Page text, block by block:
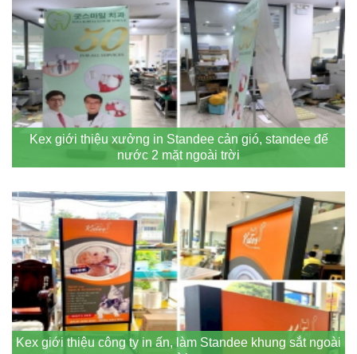
Kex giới thiệu xưởng in Standee cản gió, standee đế
nước 2 mặt ngoài trời
Kex giới thiệu công ty in ấn, làm Standee khung sắt ngoài